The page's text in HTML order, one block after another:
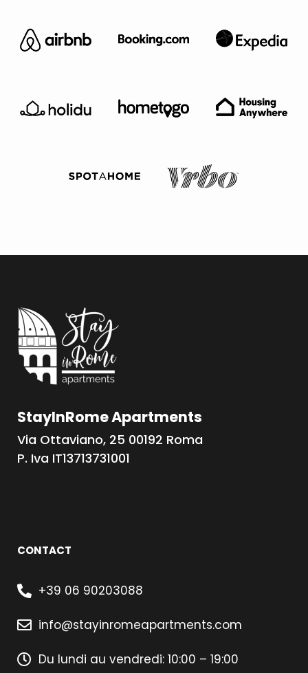
StayInRome Apartments
Via Ottaviano, 25 00192 Roma
P. Iva IT13713731001
CONTACT
+39 06 90203088
info@stayinromeapartments.com
Du lundi au vendredi: 10:00 – 19:00